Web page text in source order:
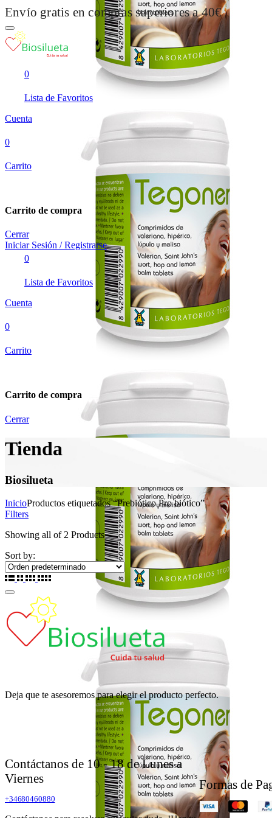
Envío gratis en compras superiores a 40€
0
Lista de Favoritos
Cuenta
0
Carrito
Carrito de compra
Cerrar
Iniciar Sesión / Registrarse
0
Lista de Favoritos
Cuenta
0
Carrito
Carrito de compra
Cerrar
Tienda
Biosilueta
InicioProductos etiquetados “Prebiótico Pro biótico”
Filters
Showing all of 2 Products
Sort by:
Deja que te asesoremos para elegir el producto perfecto.
Contáctanos de 10 - 18 de Lunes a
Viernes
+34680460880
Formas de